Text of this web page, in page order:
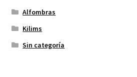
Alfombras
Kilims
Sin categoría